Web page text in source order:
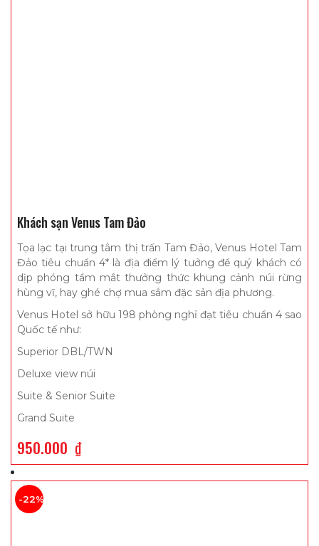
Khách sạn Venus Tam Đảo
Tọa lạc tại trung tâm thị trấn Tam Đảo, Venus Hotel Tam
Đảo tiêu chuẩn 4* là địa điểm lý tưởng để quý khách có
dịp phóng tầm mắt thưởng thức khung cảnh núi rừng
hùng vĩ, hay ghé chợ mua sắm đặc sản địa phương.
Venus Hotel sở hữu 198 phòng nghỉ đạt tiêu chuẩn 4 sao
Quốc tế như:
Superior DBL/TWN
Deluxe view núi
Suite & Senior Suite
Grand Suite
950.000 ₫
-22%